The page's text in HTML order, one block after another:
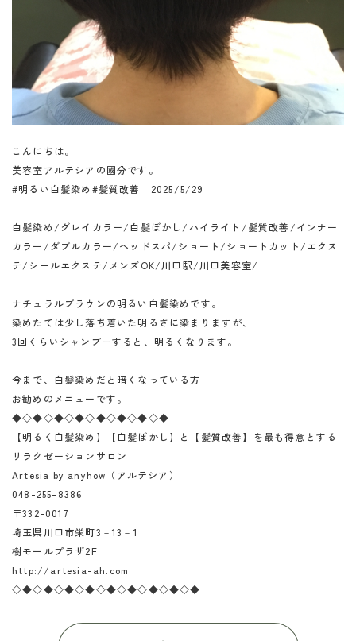
こんにちは。
美容室アルテシアの國分です。
#明るい白髪染め#髪質改善 2025/5/29
白髪染め/グレイカラー/白髪ぼかし/ハイライト/髪質改善/インナー
カラー/ダブルカラー/ヘッドスパ/ショート/ショートカット/エクス
テ/シールエクステ/メンズOK/川口駅/川口美容室/
ナチュラルブラウンの明るい白髪染めです。
染めたては少し落ち着いた明るさに染まりますが、
3回くらいシャンプーすると、明るくなります。
今まで、白髪染めだと暗くなっている方
お勧めのメニューです。
◆◇◆◇◆◇◆◇◆◇◆◇◆◇◆
【明るく白髪染め】【白髪ぼかし】と【髪質改善】を最も得意とする
リラクゼーションサロン
Artesia by anyhow（アルテシア）
048-255-8386
〒332-0017
埼玉県川口市栄町3－13－1
樹モールプラザ2F
http://artesia-ah.com
◇◆◇◆◇◆◇◆◇◆◇◆◇◆◇◆◇◆